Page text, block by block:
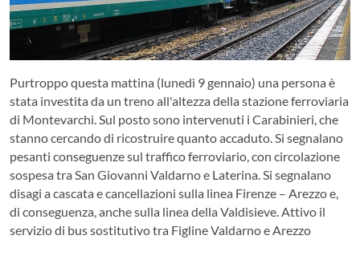
Purtroppo questa mattina (lunedì 9 gennaio) una persona è
stata investita da un treno all'altezza della stazione ferroviaria
di Montevarchi. Sul posto sono intervenuti i Carabinieri, che
stanno cercando di ricostruire quanto accaduto. Si segnalano
pesanti conseguenze sul traffico ferroviario, con circolazione
sospesa tra San Giovanni Valdarno e Laterina. Si segnalano
disagi a cascata e cancellazioni sulla linea Firenze – Arezzo e,
di conseguenza, anche sulla linea della Valdisieve. Attivo il
servizio di bus sostitutivo tra Figline Valdarno e Arezzo